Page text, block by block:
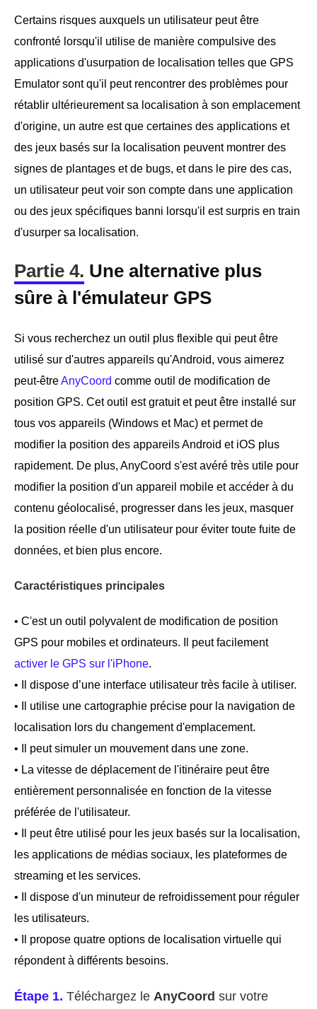
Certains risques auxquels un utilisateur peut être
confronté lorsqu'il utilise de manière compulsive des
applications d'usurpation de localisation telles que GPS
Emulator sont qu'il peut rencontrer des problèmes pour
rétablir ultérieurement sa localisation à son emplacement
d'origine, un autre est que certaines des applications et
des jeux basés sur la localisation peuvent montrer des
signes de plantages et de bugs, et dans le pire des cas,
un utilisateur peut voir son compte dans une application
ou des jeux spécifiques banni lorsqu'il est surpris en train
d'usurper sa localisation.
Partie 4. Une alternative plus
sûre à l'émulateur GPS
Si vous recherchez un outil plus flexible qui peut être
utilisé sur d'autres appareils qu'Android, vous aimerez
peut-êtreAnyCoord comme outil de modification de
position GPS. Cet outil est gratuit et peut être installé sur
tous vos appareils (Windows et Mac) et permet de
modifier la position des appareils Android et iOS plus
rapidement. De plus, AnyCoord s'est avéré très utile pour
modifier la position d'un appareil mobile et accéder à du
contenu géolocalisé, progresser dans les jeux, masquer
la position réelle d'un utilisateur pour éviter toute fuite de
données, et bien plus encore.
Caractéristiques principales
• C'est un outil polyvalent de modification de position
GPS pour mobiles et ordinateurs. Il peut facilement
activer le GPS sur l'iPhone.
• Il dispose d’une interface utilisateur très facile à utiliser.
• Il utilise une cartographie précise pour la navigation de
localisation lors du changement d'emplacement.
• Il peut simuler un mouvement dans une zone.
• La vitesse de déplacement de l'itinéraire peut être
entièrement personnalisée en fonction de la vitesse
préférée de l'utilisateur.
• Il peut être utilisé pour les jeux basés sur la localisation,
les applications de médias sociaux, les plateformes de
streaming et les services.
• Il dispose d'un minuteur de refroidissement pour réguler
les utilisateurs.
• Il propose quatre options de localisation virtuelle qui
répondent à différents besoins.
Étape 1. Téléchargez le AnyCoord sur votre